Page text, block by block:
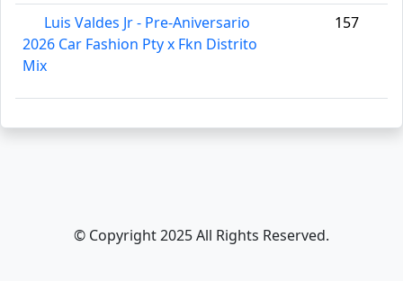
Luis Valdes Jr - Pre-Aniversario
2026 Car Fashion Pty x Fkn Distrito
Mix
157
© Copyright 2025 All Rights Reserved.